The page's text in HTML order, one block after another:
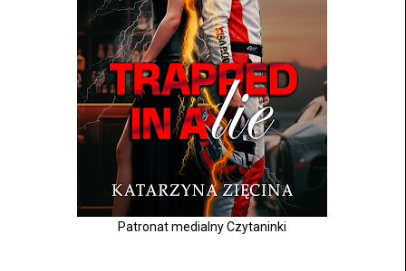
Patronat medialny Czytaninki